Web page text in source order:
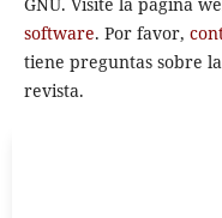
software. Por favor,
tiene preguntas sobre
revista.